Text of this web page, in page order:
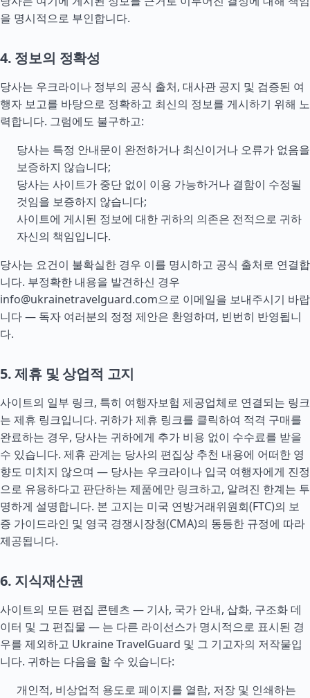
을 명시적으로 부인합니다.
4. 정보의 정확성
당사는 우크라이나 정부의 공식 출처, 대사관 공지 및 검증된 여
행자 보고를 바탕으로 정확하고 최신의 정보를 게시하기 위해 노
력합니다. 그럼에도 불구하고:
당사는 특정 안내문이 완전하거나 최신이거나 오류가 없음을
보증하지 않습니다;
당사는 사이트가 중단 없이 이용 가능하거나 결함이 수정될
것임을 보증하지 않습니다;
사이트에 게시된 정보에 대한 귀하의 의존은 전적으로 귀하
자신의 책임입니다.
당사는 요건이 불확실한 경우 이를 명시하고 공식 출처로 연결합
니다. 부정확한 내용을 발견하신 경우
info@ukrainetravelguard.com으로 이메일을 보내주시기 바랍
니다 — 독자 여러분의 정정 제안은 환영하며, 빈번히 반영됩니
다.
5. 제휴 및 상업적 고지
사이트의 일부 링크, 특히 여행자보험 제공업체로 연결되는 링크
는 제휴 링크입니다. 귀하가 제휴 링크를 클릭하여 적격 구매를
완료하는 경우, 당사는 귀하에게 추가 비용 없이 수수료를 받을
수 있습니다. 제휴 관계는 당사의 편집상 추천 내용에 어떠한 영
향도 미치지 않으며 — 당사는 우크라이나 입국 여행자에게 진정
으로 유용하다고 판단하는 제품에만 링크하고, 알려진 한계는 투
명하게 설명합니다. 본 고지는 미국 연방거래위원회(FTC)의 보
증 가이드라인 및 영국 경쟁시장청(CMA)의 동등한 규정에 따라
제공됩니다.
6. 지식재산권
사이트의 모든 편집 콘텐츠 — 기사, 국가 안내, 삽화, 구조화 데
이터 및 그 편집물 — 는 다른 라이선스가 명시적으로 표시된 경
우를 제외하고 Ukraine TravelGuard 및 그 기고자의 저작물입
니다. 귀하는 다음을 할 수 있습니다:
개인적, 비상업적 용도로 페이지를 열람, 저장 및 인쇄하는